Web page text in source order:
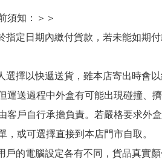
須知：＞＞
指定日期內繳付貨款，若未能如期
選擇以快遞送貨，雖本店寄出時會
運送過程中外盒有可能出現碰撞、
客戶自行承擔負責。若嚴格要求外
，或可選擇直接到本店門市自取。
戶的電腦設定各有不同，貨品真實